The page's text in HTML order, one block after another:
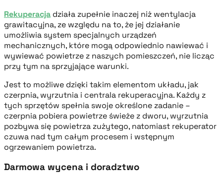
Rekuperacja działa zupełnie inaczej niż wentylacja
grawitacyjna, ze względu na to, że jej działanie
umożliwia system specjalnych urządzeń
mechanicznych, które mogą odpowiednio nawiewać i
wywiewać powietrze z naszych pomieszczeń, nie licząc
przy tym na sprzyjające warunki.
Jest to możliwe dzięki takim elementom układu, jak
czerpnia, wyrzutnia i centrala rekuperacyjna. Każdy z
tych sprzętów spełnia swoje określone zadanie –
czerpnia pobiera powietrze świeże z dworu, wyrzutnia
pozbywa się powietrza zużytego, natomiast rekuperator
czuwa nad tym całym procesem i wstępnym
ogrzewaniem powietrza.
Darmowa wycena i doradztwo